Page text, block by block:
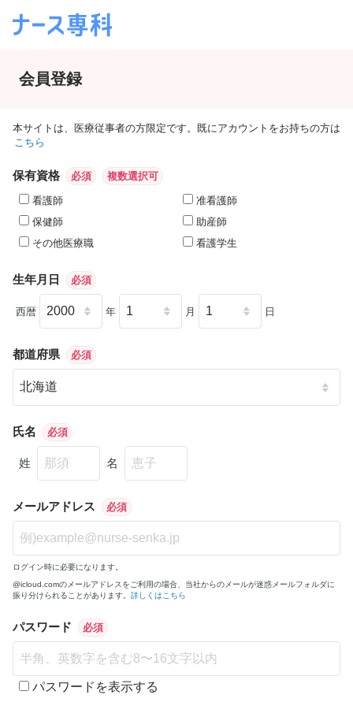
会員登録
本サイトは、医療従事者の方限定です。既にアカウントをお持ちの方は
こちら
保有資格 必須 複数選択可
看護師
准看護師
保健師
助産師
その他医療職
看護学生
生年月日 必須
西暦 年 月 日
都道府県 必須
氏名 必須
姓 名
メールアドレス 必須
ログイン時に必要になります。
@icloud.comのメールアドレスをご利用の場合、当社からのメールが迷惑メールフォルダに
振り分けられることがあります。 詳しくはこちら
パスワード 必須
パスワードを表示する